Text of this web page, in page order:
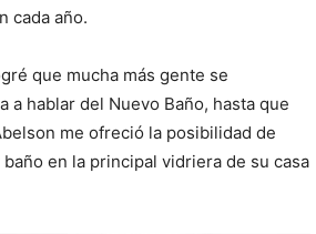
cada año.
que mucha más gente se
a hablar del Nuevo Baño, hasta que
me ofreció la posibilidad de
en la principal vidriera de su casa